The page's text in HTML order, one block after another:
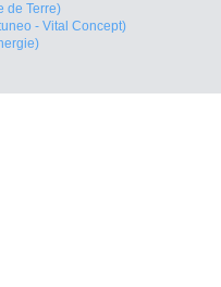
de Terre)
- Vital Concept)